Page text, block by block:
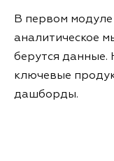
В первом модуле
аналитическое
берутся данные.
ключевые
дашборды.